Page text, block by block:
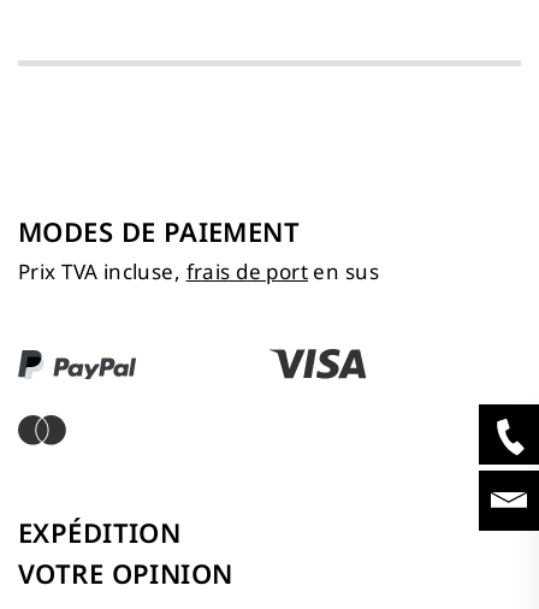
MODES DE PAIEMENT
Prix TVA incluse, frais de port en sus
EXPÉDITION
VOTRE OPINION